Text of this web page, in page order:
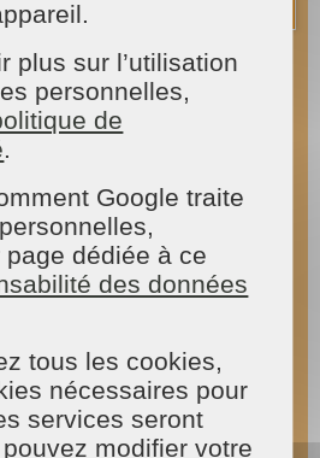
bien rempli vous en
un grand extérieur et vous
entièrement seul...
idéale pour que votre
Faites appel à MAISON
d'aide à domicile
prestations de jardinage
notrejardinier
herbes qui encombrent
pourra aussi regarnir vos
avec les fleurs que vous
magasin spécialisé. Les
plantes incontournables à
opter pour des massifs
différentes ! Décorez votre
pots de géranium et
avec des cassiopées et
plus sur l’utilisation
personnelles,
de
.
Google traite
dédiée à ce
des données
tous les cookies,
nécessaires pour
services seront
modifier votre